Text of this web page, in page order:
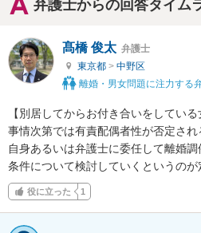
弁護士からの回答タイム
髙橋 俊太 弁護士
東京都 > 中野区
離婚・男女問題に注力する
【別居してからお付き合いをしてい
事情次第では有責配偶者性が否定さ
自身あるいは弁護士に委任して離婚
条件について検討していくというのが
役に立った 1